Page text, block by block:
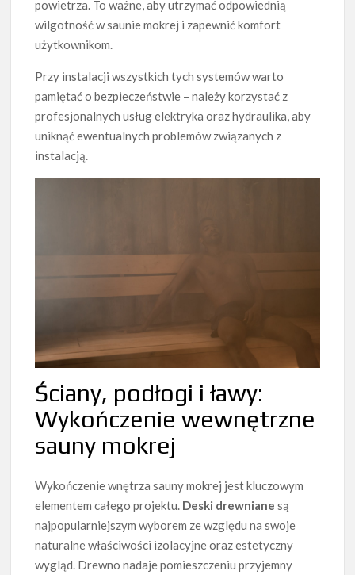
powietrza. To ważne, aby utrzymać odpowiednią
wilgotność w saunie mokrej i zapewnić komfort
użytkownikom.
Przy instalacji wszystkich tych systemów warto
pamiętać o bezpieczeństwie – należy korzystać z
profesjonalnych usług elektryka oraz hydraulika, aby
uniknąć ewentualnych problemów związanych z
instalacją.
Ściany, podłogi i ławy:
Wykończenie wewnętrzne
sauny mokrej
Wykończenie wnętrza sauny mokrej jest kluczowym
elementem całego projektu. Deski drewniane są
najpopularniejszym wyborem ze względu na swoje
naturalne właściwości izolacyjne oraz estetyczny
wygląd. Drewno nadaje pomieszczeniu przyjemny